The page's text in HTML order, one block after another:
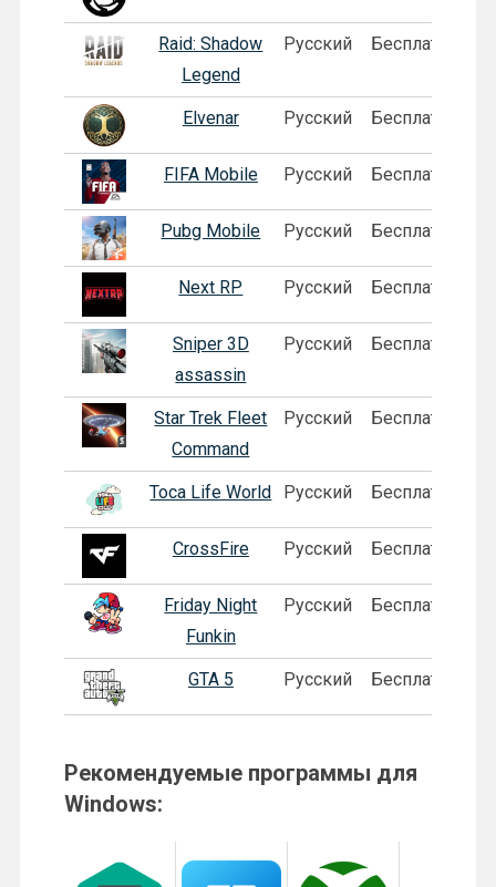
Raid: Shadow
Legend
Русский Бесплатная
Elvenar Русский Бесплатная
FIFA Mobile Русский Бесплатная
Pubg Mobile Русский Бесплатная
Next RP Русский Бесплатная
Sniper 3D
assassin
Русский Бесплатная
Star Trek Fleet
Command
Русский Бесплатная
Toca Life World Русский Бесплатная
CrossFire Русский Бесплатная
Friday Night
Funkin
Русский Бесплатная
GTA 5 Русский Бесплатная
Рекомендуемые программы для
Windows: